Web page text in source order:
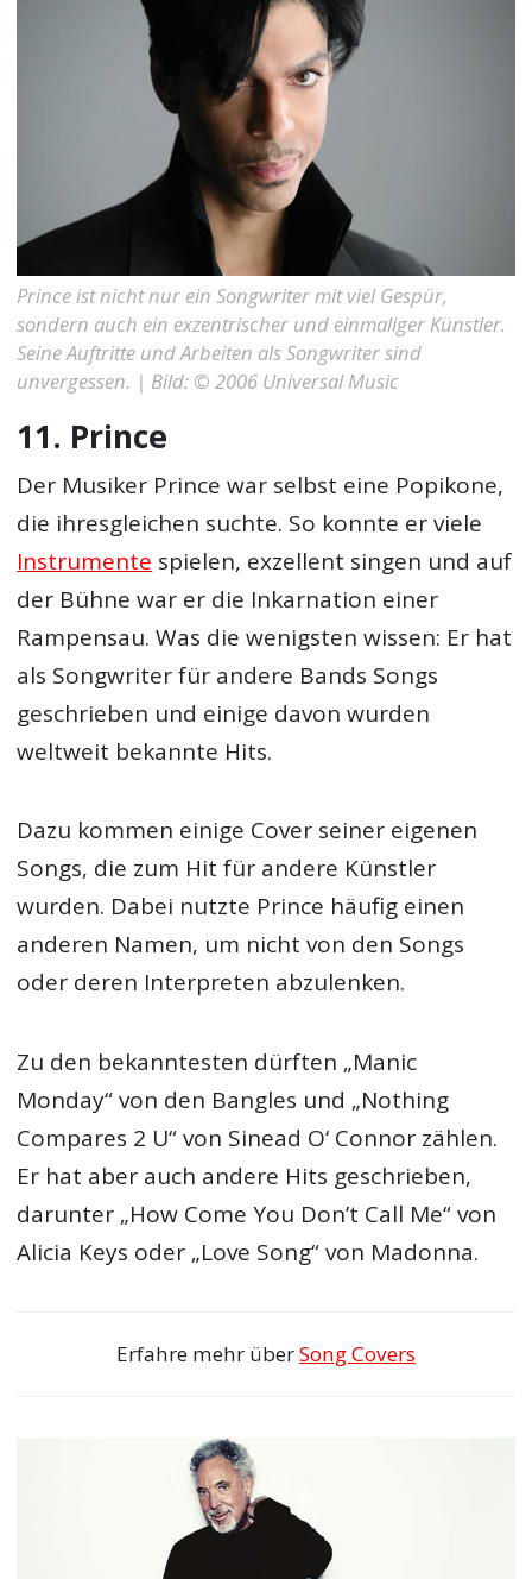
Prince ist nicht nur ein Songwriter mit viel Gespür,
sondern auch ein exzentrischer und einmaliger Künstler.
Seine Auftritte und Arbeiten als Songwriter sind
unvergessen. | Bild: © 2006 Universal Music
11. Prince
Der Musiker Prince war selbst eine Popikone,
die ihresgleichen suchte. So konnte er viele
Instrumente spielen, exzellent singen und auf
der Bühne war er die Inkarnation einer
Rampensau. Was die wenigsten wissen: Er hat
als Songwriter für andere Bands Songs
geschrieben und einige davon wurden
weltweit bekannte Hits.
Dazu kommen einige Cover seiner eigenen
Songs, die zum Hit für andere Künstler
wurden. Dabei nutzte Prince häufig einen
anderen Namen, um nicht von den Songs
oder deren Interpreten abzulenken.
Zu den bekanntesten dürften „Manic
Monday“ von den Bangles und „Nothing
Compares 2 U“ von Sinead O‘ Connor zählen.
Er hat aber auch andere Hits geschrieben,
darunter „How Come You Don’t Call Me“ von
Alicia Keys oder „Love Song“ von Madonna.
Erfahre mehr überSong Covers